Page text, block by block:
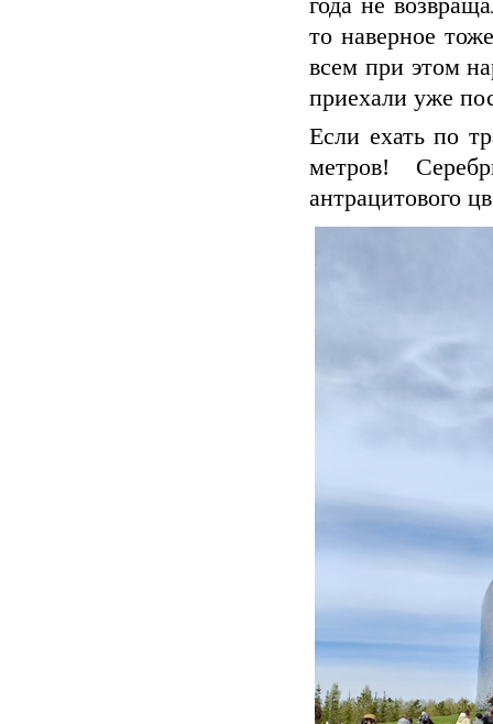
года не
то наверное
всем при этом
приехали уже
Если ехать по
метров!
антрацитового